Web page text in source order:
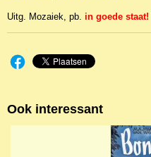
Uitg. Mozaiek, pb. in goede staat!
Ook interessant